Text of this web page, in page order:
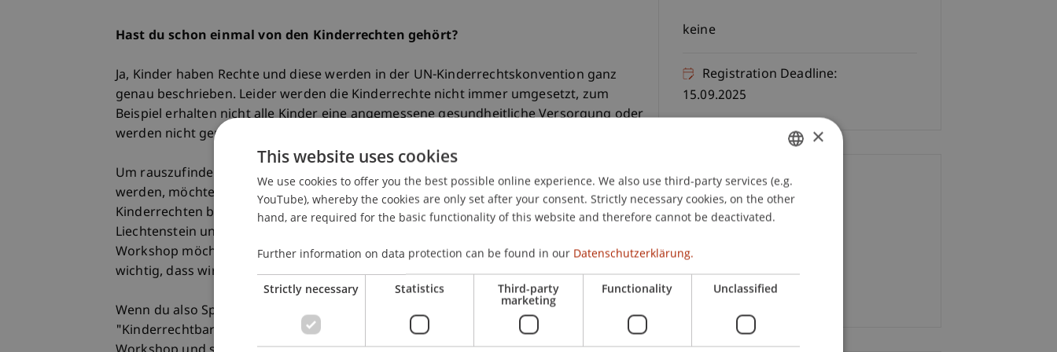
Hast du schon einmal von den Kinderrechten gehört?
Ja, Kinder haben Rechte und diese werden in der UN-Kinderrechtskonvention ganz
genau beschrieben. Leider werden die Kinderrechte nicht immer umgesetzt, zum
Beispiel erhalten nicht alle Kinder eine angemessene gesundheitliche Versorgung oder
werden nicht genügend geschützt.
Um rauszufinden, wie die Kinderrechte in Liechtenstein und der Schweiz umgesetzt
werden, möchten wir mit einem Fragebogen möglichst viele Kinder zu den
Kinderrechten befragen. So können wir sehen, wie die Rechte von Kindern in
Liechtenstein und der Schweiz noch besser gestaltet werden können. In diesem
Workshop möchten wir gemeinsam mit euch auf unsere Fragen schauen. Es ist nämlich
wichtig, dass wir Fragen stellen, die für die Kinder gut passen.
Wenn du also Spannendes zu den Kinderrechten erfahren und den Fragebogen zum
"Kinderrechtbarometer" unter die Lupe nehmen möchtest, dann komm zu uns in den
keine
Registration Deadline:
15.09.2025
Contact
Email
GERMAN
ENGLISH
×
This website uses cookies
We use cookies to offer you the best possible online experience. We also use third-party services (e.g.
YouTube), whereby the cookies are only set after your consent. Strictly necessary cookies, on the other
hand, are required for the basic functionality of this website and therefore cannot be deactivated.
Further information on data protection can be found in our Datenschutzerklärung.
Strictly necessary Statistics Third-party
marketing
Functionality Unclassified